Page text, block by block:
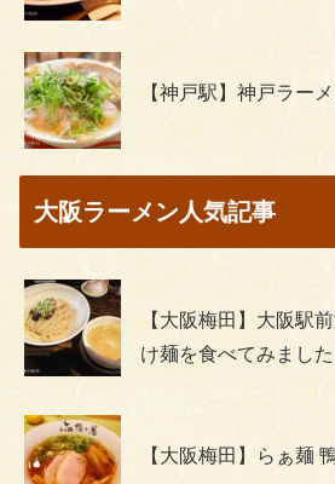
【神戸駅】神戸ラー
大阪ラーメン人気記事
【大阪梅田】大阪駅
け麺を食べてみました
【大阪梅田】らぁ麺